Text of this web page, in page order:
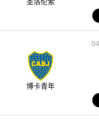
博卡青年